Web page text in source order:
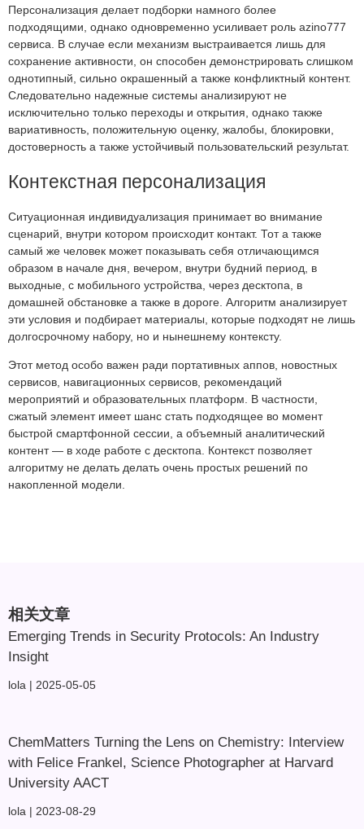
Персонализация делает подборки намного более
подходящими, однако одновременно усиливает роль azino777
сервиса. В случае если механизм выстраивается лишь для
сохранение активности, он способен демонстрировать слишком
однотипный, сильно окрашенный а также конфликтный контент.
Следовательно надежные системы анализируют не
исключительно только переходы и открытия, однако также
вариативность, положительную оценку, жалобы, блокировки,
достоверность а также устойчивый пользовательский результат.
Контекстная персонализация
Ситуационная индивидуализация принимает во внимание
сценарий, внутри котором происходит контакт. Тот а также
самый же человек может показывать себя отличающимся
образом в начале дня, вечером, внутри будний период, в
выходные, с мобильного устройства, через десктопа, в
домашней обстановке а также в дороге. Алгоритм анализирует
эти условия и подбирает материалы, которые подходят не лишь
долгосрочному набору, но и нынешнему контексту.
Этот метод особо важен ради портативных аппов, новостных
сервисов, навигационных сервисов, рекомендаций
мероприятий и образовательных платформ. В частности,
сжатый элемент имеет шанс стать подходящее во момент
быстрой смартфонной сессии, а объемный аналитический
контент — в ходе работе с десктопа. Контекст позволяет
алгоритму не делать делать очень простых решений по
накопленной модели.
相关文章
Emerging Trends in Security Protocols: An Industry
Insight
lola 2025-05-05
ChemMatters Turning the Lens on Chemistry: Interview
with Felice Frankel, Science Photographer at Harvard
University AACT
lola 2023-08-29